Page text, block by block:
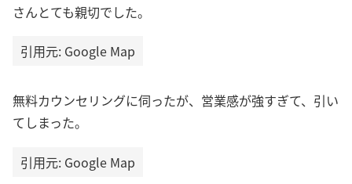
さんとても親切でした。
引用元: Google Map
無料カウンセリングに伺ったが、営業感が強すぎて、引い
てしまった。
引用元: Google Map